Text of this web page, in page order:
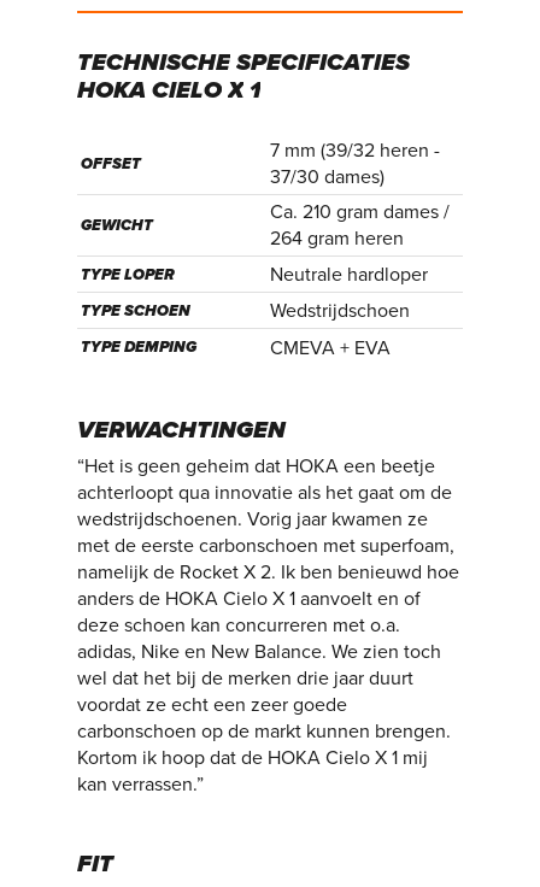
TECHNISCHE SPECIFICATIES
HOKA CIELO X 1
OFFSET
7 mm (39/32 heren -
37/30 dames)
GEWICHT
Ca. 210 gram dames /
264 gram heren
TYPE LOPER Neutrale hardloper
TYPE SCHOEN Wedstrijdschoen
TYPE DEMPING CMEVA + EVA
VERWACHTINGEN
“Het is geen geheim dat HOKA een beetje
achterloopt qua innovatie als het gaat om de
wedstrijdschoenen. Vorig jaar kwamen ze
met de eerste carbonschoen met superfoam,
namelijk de Rocket X 2. Ik ben benieuwd hoe
anders de HOKA Cielo X 1 aanvoelt en of
deze schoen kan concurreren met o.a.
adidas, Nike en New Balance. We zien toch
wel dat het bij de merken drie jaar duurt
voordat ze echt een zeer goede
carbonschoen op de markt kunnen brengen.
Kortom ik hoop dat de HOKA Cielo X 1 mij
kan verrassen.”
FIT